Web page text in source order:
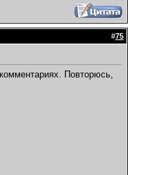
#75
Повторюсь,